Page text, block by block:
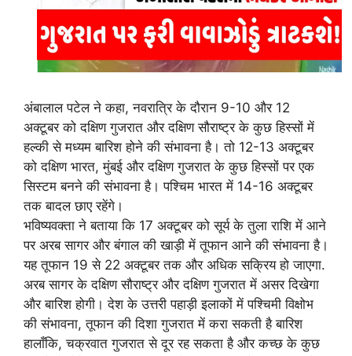
अंबालाल पटेल ने कहा, नवरात्रि के दौरान 9-10 और 12
अक्टूबर को दक्षिण गुजरात और दक्षिण सौराष्ट्र के कुछ हिस्सों में
हल्की से मध्यम बारिश होने की संभावना है। तो 12-13 अक्टूबर
को दक्षिण भारत, मुंबई और दक्षिण गुजरात के कुछ हिस्सों पर एक
सिस्टम बनने की संभावना है। पश्चिम भारत में 14-16 अक्टूबर
तक बादल छाए रहेंगे।
भविष्यवक्ता ने बताया कि 17 अक्टूबर को सूर्य के तुला राशि में आने
पर अरब सागर और बंगाल की खाड़ी में तूफान आने की संभावना है।
यह तूफान 19 से 22 अक्टूबर तक और अधिक सक्रिय हो जाएगा.
अरब सागर के दक्षिण सौराष्ट्र और दक्षिण गुजरात में असर दिखेगा
और बारिश होगी। देश के उत्तरी पहाड़ी इलाकों में पश्चिमी विक्षोभ
की संभावना, तूफान की दिशा गुजरात में करा सकती है बारिश
हालाँकि, चक्रवात गुजरात से दूर रह सकता है और कच्छ के कुछ